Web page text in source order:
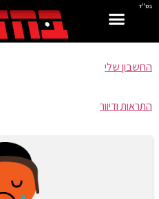
בס"ד
החשבון שלי
התראות ודיוור